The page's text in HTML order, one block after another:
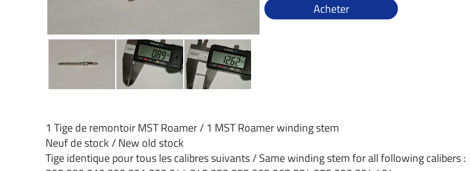
Acheter
1 Tige de remontoir MST Roamer / 1 MST Roamer winding stem
Neuf de stock / New old stock
Tige identique pour tous les calibres suivants / Same winding stem for all following calibers :